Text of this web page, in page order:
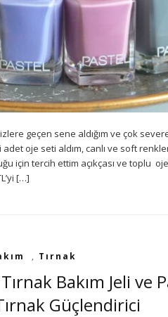
geçen sene aldığım ve çok
oje seti aldım, canlı ve soft
için tercih ettim açıkçası ve toplu oje
[…]
, Tırnak
Bakım Jeli ve
Güçlendirici